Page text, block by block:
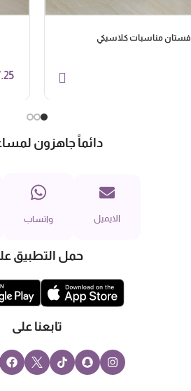
فستان مناسبات كلاسيكي
دائماً جاهزون
الايميل واتساب
حمل التطبيق
تابعنا على